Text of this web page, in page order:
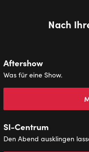
Nach
Aftershow
Was für eine Show.
SI-Centrum
Den Abend ausklingen